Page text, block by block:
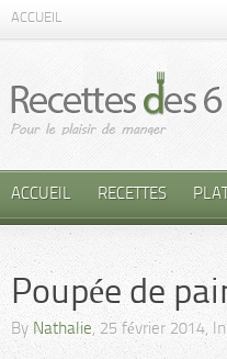
ACCUEIL
ACCUEIL RECETTES
Poupée de
By Nathalie, 25 février 2014, In